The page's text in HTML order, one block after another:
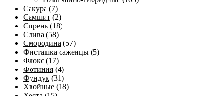
Сакура (7)
Самшит (2)
Сирень (18)
Слива (58)
Смородина (57)
Фисташка саженцы (5)
Флокс (17)
Фотиния (4)
Фундук (31)
Хвойные (18)